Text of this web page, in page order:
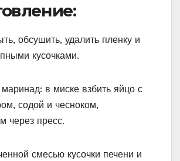
обсушить, удалить пленку и
кусочками.
маринад: в миске взбить яйцо с
содой и чесноком,
через пресс.
смесью кусочки печени и